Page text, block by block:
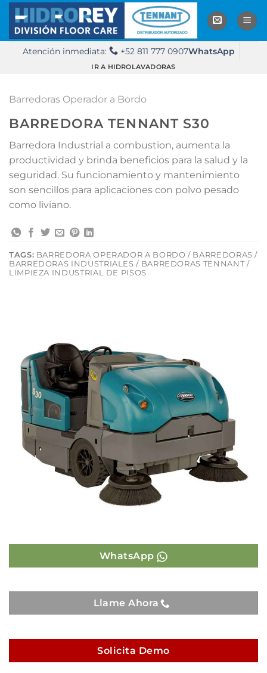
Saltar
contenido
Atención inmediata: +52 811 777 0907WhatsApp
IR A HIDROLAVADORAS
Barredoras Operador a Bordo
BARREDORA TENNANT S30
Barredora Industrial a combustion, aumenta la
productividad y brinda beneficios para la salud y la
seguridad. Su funcionamiento y mantenimiento
son sencillos para aplicaciones con polvo pesado
como liviano.
TAGS: BARREDORA OPERADOR A BORDO / BARREDORAS /
BARREDORAS INDUSTRIALES / BARREDORAS TENNANT /
LIMPIEZA INDUSTRIAL DE PISOS
WhatsApp
Llame Ahora
Solicita Demo